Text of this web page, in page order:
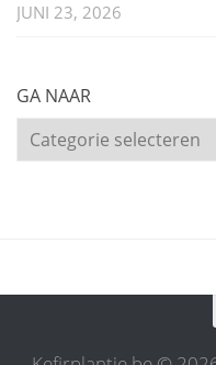
JUNI 23, 2026
GA NAAR
Ga
naar